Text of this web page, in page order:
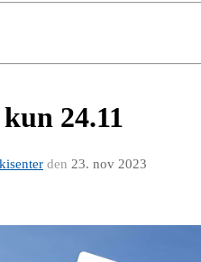
24.11
den 23. nov 2023